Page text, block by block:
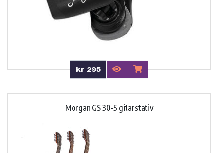
kr 295
Morgan GS 30-5 gitarstativ